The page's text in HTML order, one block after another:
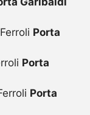
Porta
Porta
Porta